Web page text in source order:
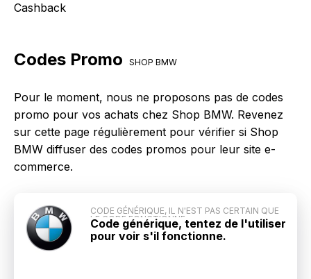
Cashback
Codes Promo SHOP BMW
Pour le moment, nous ne proposons pas de codes
promo pour vos achats chez Shop BMW. Revenez
sur cette page régulièrement pour vérifier si Shop
BMW diffuser des codes promos pour leur site e-
commerce.
CODE GÉNÉRIQUE, IL N'EST PAS CERTAIN QUE
LE CODE FONCTIONNE
Code générique, tentez de l'utiliser
pour voir s'il fonctionne.